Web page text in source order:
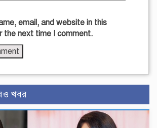
email, and website in this
the next time I comment.
খবর